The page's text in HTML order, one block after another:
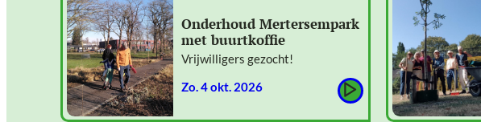
Onderhoud Mertersempark
met buurtkoffie
Vrijwilligers gezocht!
zo. 4 okt. 2026